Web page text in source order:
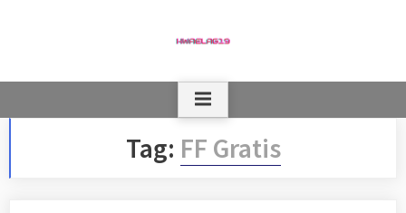
Tag: FF Gratis